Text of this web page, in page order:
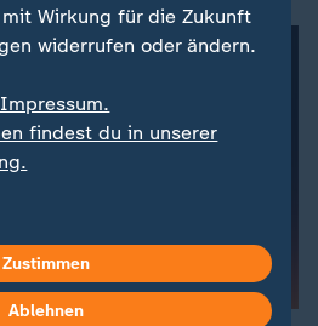
Wirkung für die Zukunft
widerrufen oder ändern.
findest du in unserer
Zustimmen
Ablehnen